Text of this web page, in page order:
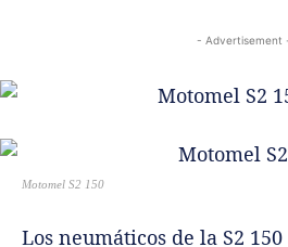
- Advertisement
Motomel S2 150
Los neumáticos de la S2